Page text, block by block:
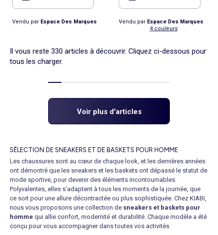
Vendu par Espace Des Marques Vendu par Espace Des Marques
4 couleurs
Il vous reste 330 articles à découvrir. Cliquez ci-dessous pour
tous les charger.
Voir plus d'articles
SÉLECTION DE SNEAKERS ET DE BASKETS POUR HOMME
Les chaussures sont au cœur de chaque look, et les dernières années
ont démontré que les sneakers et les baskets ont dépassé le statut de
mode sportive, pour devenir des éléments incontournables.
Polyvalentes, elles s’adaptent à tous les moments de la journée, que
ce soit pour une allure décontractée ou plus sophistiquée. Chez KIABI,
nous vous proposons une collection de sneakers et baskets pour
homme qui allie confort, modernité et durabilité. Chaque modèle a été
conçu pour vous accompagner dans toutes vos activités